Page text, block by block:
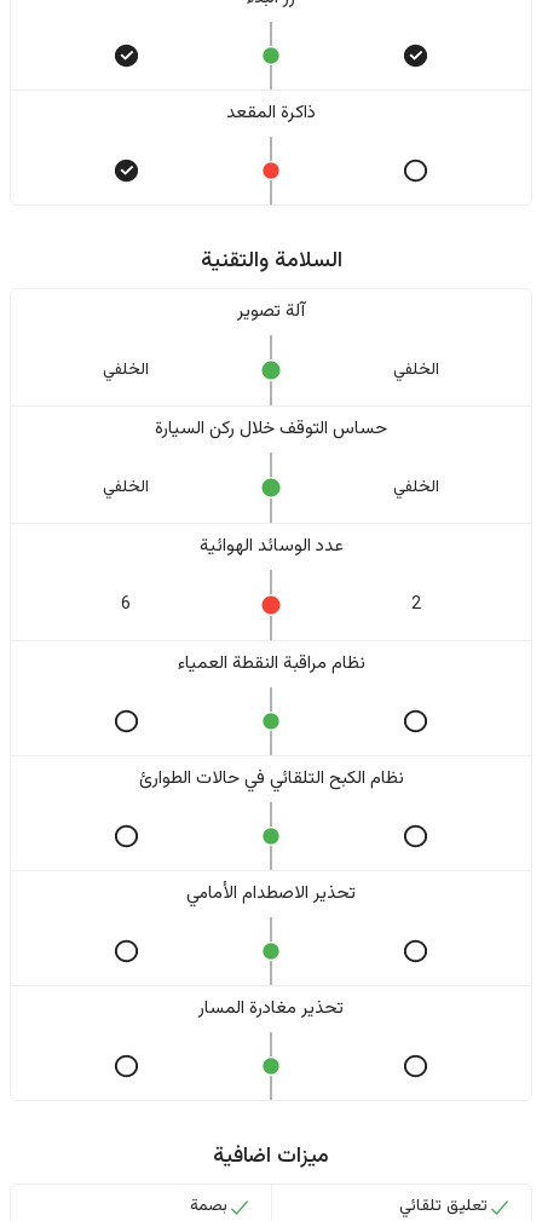
ذاكرة المقعد
السلامة والتقنية
آلة تصوير
الخلفي الخلفي
حساس التوقف خلال ركن السيارة
الخلفي الخلفي
عدد الوسائد الهوائية
2
6
نظام مراقبة النقطة العمياء
نظام الكبح التلقائي في حالات الطوارئ
تحذير الاصطدام الأمامي
تحذير مغادرة المسار
ميزات اضافية
تعليق تلقائي
بصمة